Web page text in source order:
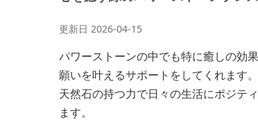
更新日 2026-04-15
パワーストーンの中でも特に癒しの効
願いを叶えるサポートをしてくれます。
天然石の持つ力で日々の生活にポジテ
ます。